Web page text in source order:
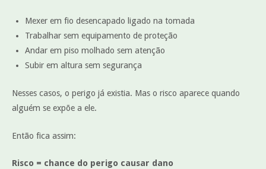
Mexer em fio desencapado ligado na tomada
Trabalhar sem equipamento de proteção
Andar em piso molhado sem atenção
Subir em altura sem segurança
Nesses casos, o perigo já existia. Mas o risco aparece quando
alguém se expõe a ele.
Então fica assim:
Risco = chance do perigo causar dano